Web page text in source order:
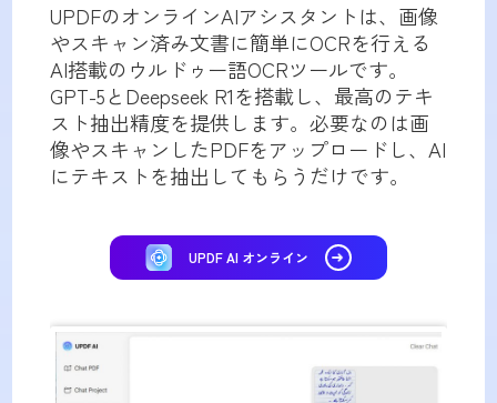
UPDFのオンラインAIアシスタントは、画像
やスキャン済み文書に簡単にOCRを行える
AI搭載のウルドゥー語OCRツールです。
GPT-5とDeepseek R1を搭載し、最高のテキ
スト抽出精度を提供します。必要なのは画
像やスキャンしたPDFをアップロードし、AI
にテキストを抽出してもらうだけです。
UPDF AI オンライン